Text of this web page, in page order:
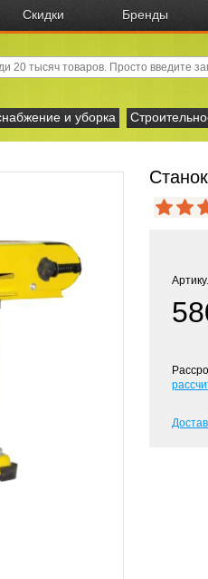
Скидки Бренды
и уборка